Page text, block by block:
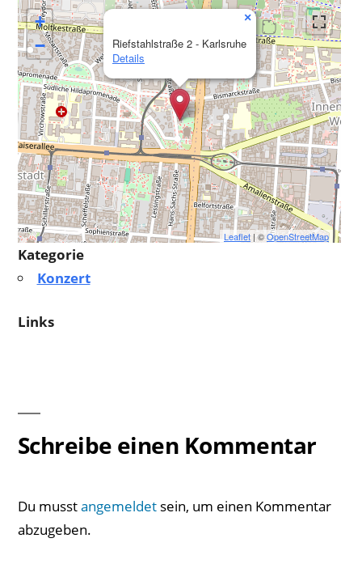
Riefstahlstraße 2 - Karlsruhe
Details
×
+
−
Leaflet | ©OpenStreetMap
Kategorie
Konzert
Links
Schreibe einen Kommentar
Du musstangemeldet sein, um einen Kommentar
abzugeben.